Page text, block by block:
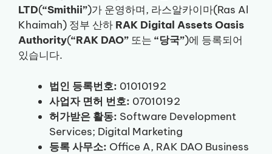
LTD(“Smithii”)가 운영하며, 라스알카이마(Ras Al
Khaimah) 정부 산하 RAK Digital Assets Oasis
Authority(“RAK DAO” 또는 “당국”)에 등록되어
있습니다.
법인 등록번호: 01010192
사업자 면허 번호: 07010192
허가받은 활동: Software Development
Services; Digital Marketing
등록 사무소: Office A, RAK DAO Business